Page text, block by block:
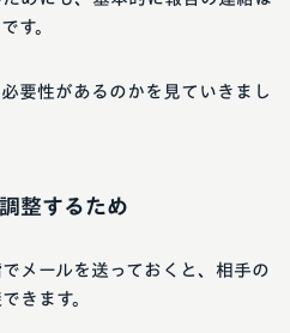
す。
要性があるのかを見ていきまし
整するため
メールを送っておくと、相手の
きます。